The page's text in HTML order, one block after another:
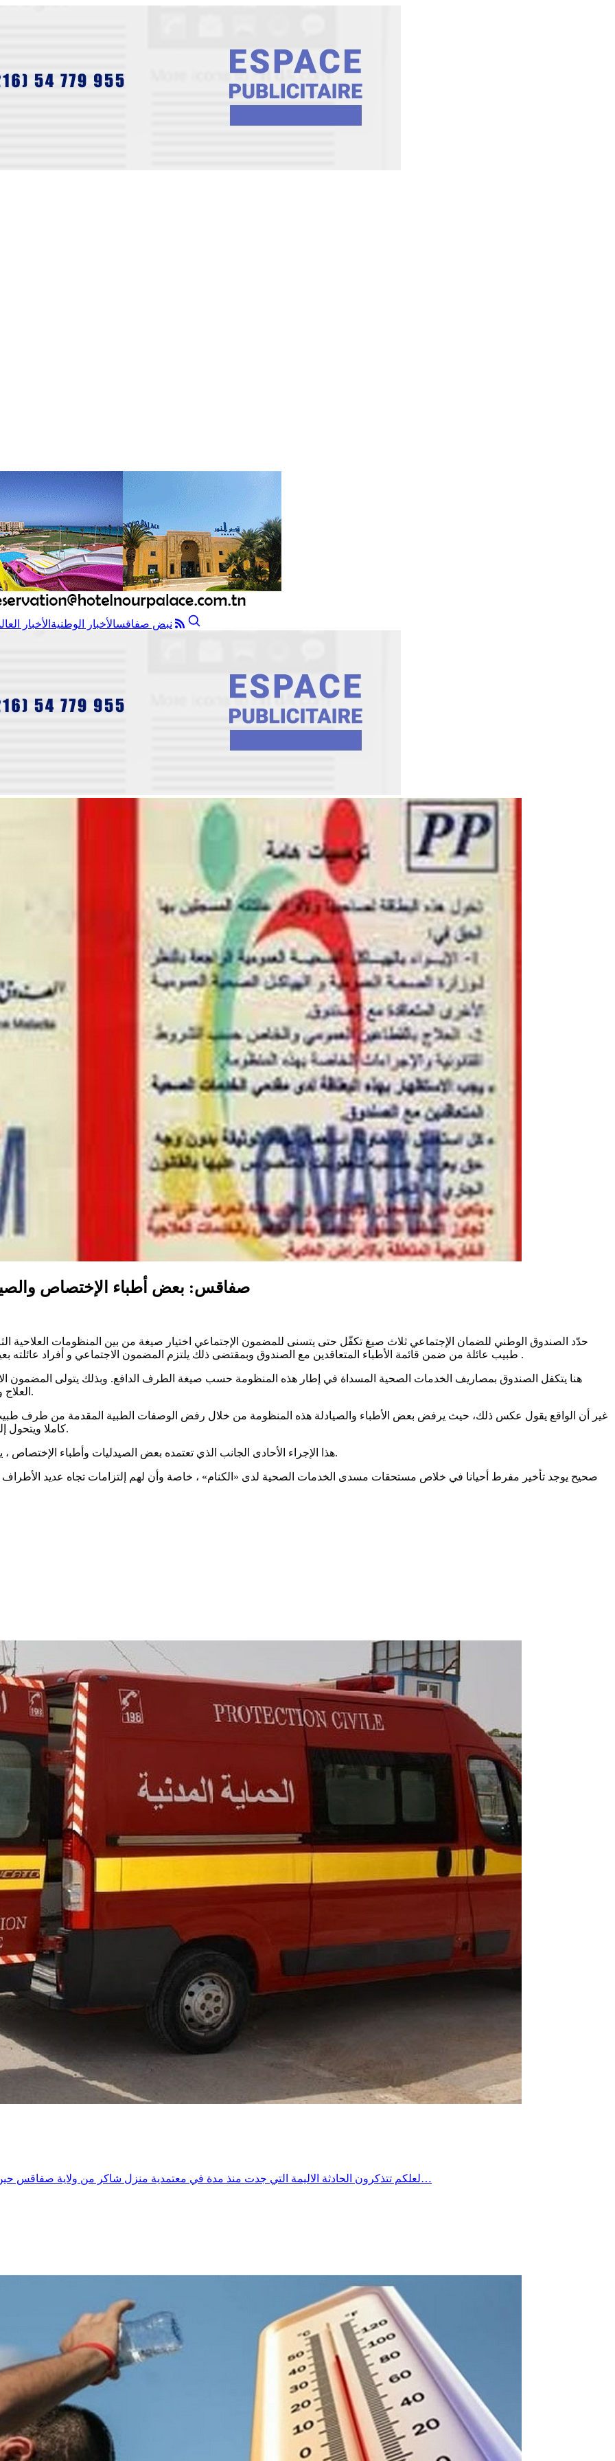
نبض صفاقسالأخبار الوطنية الأخبار
صفاقس: بعض أطباء الإختصاص
حدّد الصندوق الوطني للضمان الإجتماعي ثلاث صيغ تكفّل حتى يتسنى للمضمون الإجتماعي اختيار صيغة من بين المنظومات العلاحية
طبيب عائلة من ضمن قائمة الأطباء المتعاقدين مع الصندوق وبمقتضى ذلك يلتزم المضمون الاجتماعي و أفراد عائلته بعيادة ذلك الطبيب قبل عيادة طبيب الاختصاص عدى بعض الإختصاصات .
هنا يتكفل الصندوق بمصاريف الخدمات الصحية المسداة في إطار هذه المنظومة حسب صيغة الطرف الدافع. وبذلك يتولى المضمون
العلاج ويتولى الصندوق دفع المبلغ المتبقي مباشرة لمختلف مقدمي الخدمات.
غير أن الواقع يقول عكس ذلك، حيث يرفض بعض الأطباء والصيادلة هذه المنظومة من خلال رفض الوصفات الطبية المقدمة من طرف طبيب
كاملا ويتحول إلى منظومة إسترجاع المصاريف والحال أنه يتبع منظومة طبيب العائلة.
هذا الإجراء الأحادى الجانب الذي تعتمده بعض الصيدليات وأطباء الإختصاص ، يعد خرقا واضحا للقانون الممضى بين الكنام ومسدي الخدمات الصحية.
صحيح يوجد تأخير مفرط أحيانا في خلاص مستحقات مسدى الخدمات الصحية لدى «الكنام» ، خاصة وأن لهم إلتزامات تجاه عديد
لعلكم تتذكرون الحادثة الاليمة التي جدت منذ مدة في معتمدية منزل شاكر من ولاية صفاقس حين غرق شاب في فستقية ماء وخيّم الحُزن آنذاك على المنطقة وطالب…